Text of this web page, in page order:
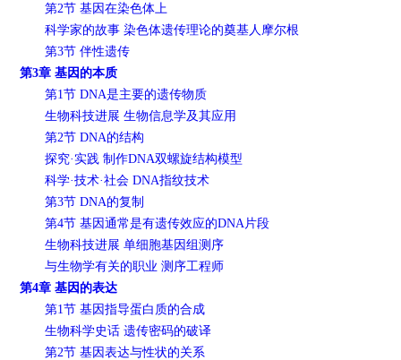
第2节 基因在染色体上
科学家的故事 染色体遗传理论的奠基人摩尔根
第3节 伴性遗传
第3章 基因的本质
第1节 DNA是主要的遗传物质
生物科技进展 生物信息学及其应用
第2节 DNA的结构
探究·实践 制作DNA双螺旋结构模型
科学·技术·社会 DNA指纹技术
第3节 DNA的复制
第4节 基因通常是有遗传效应的DNA片段
生物科技进展 单细胞基因组测序
与生物学有关的职业 测序工程师
第4章 基因的表达
第1节 基因指导蛋白质的合成
生物科学史话 遗传密码的破译
第2节 基因表达与性状的关系